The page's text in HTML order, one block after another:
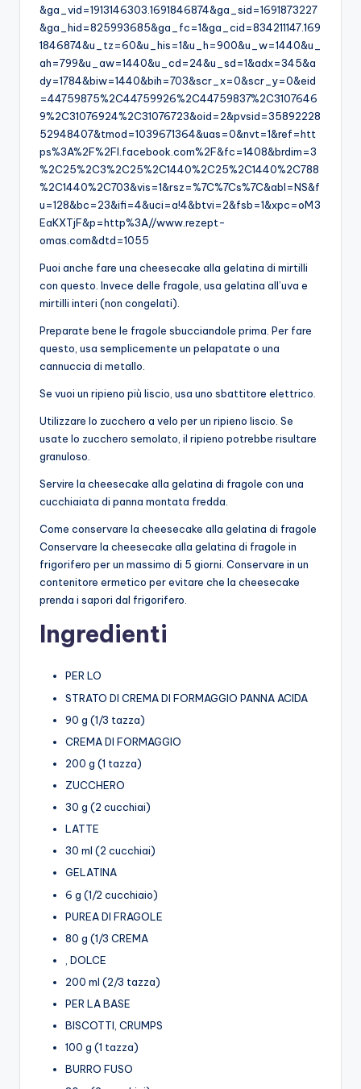
&ga_vid=1913146303.1691846874&ga_sid=1691873227
&ga_hid=825993685&ga_fc=1&ga_cid=834211147.169
1846874&u_tz=60&u_his=1&u_h=900&u_w=1440&u_
ah=799&u_aw=1440&u_cd=24&u_sd=1&adx=345&a
dy=1784&biw=1440&bih=703&scr_x=0&scr_y=0&eid
=44759875%2C44759926%2C44759837%2C3107646
9%2C31076924%2C31076723&oid=2&pvsid=35892228
52948407&tmod=1039671364&uas=0&nvt=1&ref=htt
ps%3A%2F%2Fl.facebook.com%2F&fc=1408&brdim=3
%2C25%2C3%2C25%2C1440%2C25%2C1440%2C788
%2C1440%2C703&vis=1&rsz=%7C%7Cs%7C&abl=NS&f
u=128&bc=23&ifi=4&uci=a!4&btvi=2&fsb=1&xpc=oM3
EaKXTjF&p=http%3A//www.rezept-
omas.com&dtd=1055
Puoi anche fare una cheesecake alla gelatina di mirtilli
con questo. Invece delle fragole, usa gelatina all’uva e
mirtilli interi (non congelati).
Preparate bene le fragole sbucciandole prima. Per fare
questo, usa semplicemente un pelapatate o una
cannuccia di metallo.
Se vuoi un ripieno più liscio, usa uno sbattitore elettrico.
Utilizzare lo zucchero a velo per un ripieno liscio. Se
usate lo zucchero semolato, il ripieno potrebbe risultare
granuloso.
Servire la cheesecake alla gelatina di fragole con una
cucchiaiata di panna montata fredda.
Come conservare la cheesecake alla gelatina di fragole
Conservare la cheesecake alla gelatina di fragole in
frigorifero per un massimo di 5 giorni. Conservare in un
contenitore ermetico per evitare che la cheesecake
prenda i sapori dal frigorifero.
Ingredienti
PER LO
STRATO DI CREMA DI FORMAGGIO PANNA ACIDA
90 g (1/3 tazza)
CREMA DI FORMAGGIO
200 g (1 tazza)
ZUCCHERO
30 g (2 cucchiai)
LATTE
30 ml (2 cucchiai)
GELATINA
6 g (1/2 cucchiaio)
PUREA DI FRAGOLE
80 g (1/3 CREMA
, DOLCE
200 ml (2/3 tazza)
PER LA BASE
BISCOTTI, CRUMPS
100 g (1 tazza)
BURRO FUSO